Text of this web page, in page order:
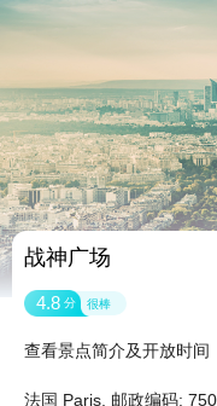
战神广场
4.8 分 很棒
查看景点简介及开放时间
法国 Paris, 邮政编码:
